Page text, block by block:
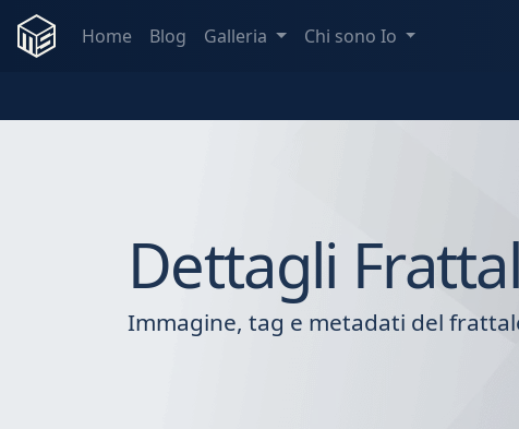
Home Blog Galleria Chi sono Io
Dettagli
Immagine, tag e metadati del